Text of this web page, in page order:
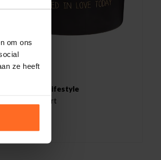
om ons
ze heeft
My flame lifestyle
Kaars Zwart